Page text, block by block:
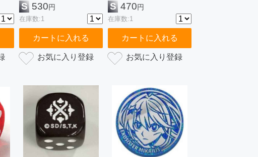
S 530円
在庫数:1
カートに入れる
S 470円
在庫数:1
カートに入れる